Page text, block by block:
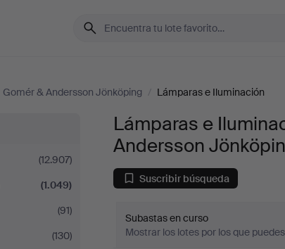
Gomér & Andersson Jönköping / Lámparas e Iluminación
(12.907)
(1.049)
(91)
(130)
Lámparas e
Andersson
Suscribir búsqueda
Subastas en curso
Mostrar los lotes por los que